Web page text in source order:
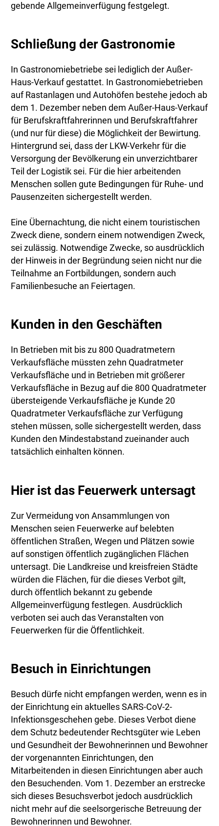
gebende Allgemeinverfügung festgelegt.
Schließung der Gastronomie
In Gastronomiebetriebe sei lediglich der Außer-
Haus-Verkauf gestattet. In Gastronomiebetrieben
auf Rastanlagen und Autohöfen bestehe jedoch ab
dem 1. Dezember neben dem Außer-Haus-Verkauf
für Berufskraftfahrerinnen und Berufskraftfahrer
(und nur für diese) die Möglichkeit der Bewirtung.
Hintergrund sei, dass der LKW-Verkehr für die
Versorgung der Bevölkerung ein unverzichtbarer
Teil der Logistik sei. Für die hier arbeitenden
Menschen sollen gute Bedingungen für Ruhe- und
Pausenzeiten sichergestellt werden.
Eine Übernachtung, die nicht einem touristischen
Zweck diene, sondern einem notwendigen Zweck,
sei zulässig. Notwendige Zwecke, so ausdrücklich
der Hinweis in der Begründung seien nicht nur die
Teilnahme an Fortbildungen, sondern auch
Familienbesuche an Feiertagen.
Kunden in den Geschäften
In Betrieben mit bis zu 800 Quadratmetern
Verkaufsfläche müssten zehn Quadratmeter
Verkaufsfläche und in Betrieben mit größerer
Verkaufsfläche in Bezug auf die 800 Quadratmeter
übersteigende Verkaufsfläche je Kunde 20
Quadratmeter Verkaufsfläche zur Verfügung
stehen müssen, solle sichergestellt werden, dass
Kunden den Mindestabstand zueinander auch
tatsächlich einhalten können.
Hier ist das Feuerwerk untersagt
Zur Vermeidung von Ansammlungen von
Menschen seien Feuerwerke auf belebten
öffentlichen Straßen, Wegen und Plätzen sowie
auf sonstigen öffentlich zugänglichen Flächen
untersagt. Die Landkreise und kreisfreien Städte
würden die Flächen, für die dieses Verbot gilt,
durch öffentlich bekannt zu gebende
Allgemeinverfügung festlegen. Ausdrücklich
verboten sei auch das Veranstalten von
Feuerwerken für die Öffentlichkeit.
Besuch in Einrichtungen
Besuch dürfe nicht empfangen werden, wenn es in
der Einrichtung ein aktuelles SARS-CoV-2-
Infektionsgeschehen gebe. Dieses Verbot diene
dem Schutz bedeutender Rechtsgüter wie Leben
und Gesundheit der Bewohnerinnen und Bewohner
der vorgenannten Einrichtungen, den
Mitarbeitenden in diesen Einrichtungen aber auch
den Besuchenden. Vom 1. Dezember an erstrecke
sich dieses Besuchsverbot jedoch ausdrücklich
nicht mehr auf die seelsorgerische Betreuung der
Bewohnerinnen und Bewohner.